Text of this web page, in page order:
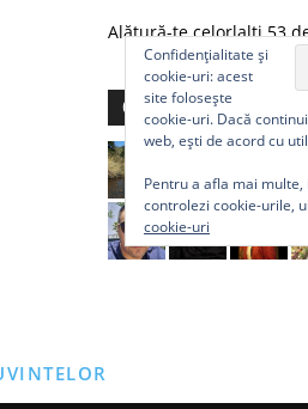
Alătură-te celorlalți 53
Comunitate
Confidențialitate și
cookie-uri: acest
site folosește
cookie-uri. Dacă
web, ești de acord cu
Pentru a afla mai multe,
controlezi cookie-urile,
cookie-uri